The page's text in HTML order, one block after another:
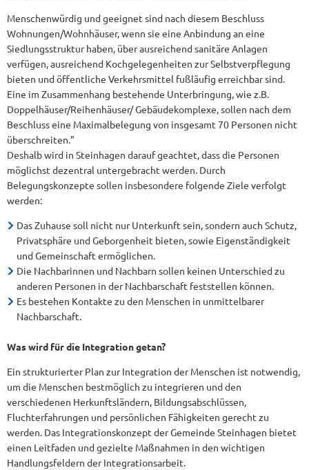
Menschenwürdig und geeignet sind nach diesem Beschluss
Wohnungen/Wohnhäuser, wenn sie eine Anbindung an eine
Siedlungsstruktur haben, über ausreichend sanitäre Anlagen
verfügen, ausreichend Kochgelegenheiten zur Selbstverpflegung
bieten und öffentliche Verkehrsmittel fußläufig erreichbar sind.
Eine im Zusammenhang bestehende Unterbringung, wie z.B.
Doppelhäuser/Reihenhäuser/ Gebäudekomplexe, sollen nach dem
Beschluss eine Maximalbelegung von insgesamt 70 Personen nicht
überschreiten."
Deshalb wird in Steinhagen darauf geachtet, dass die Personen
möglichst dezentral untergebracht werden. Durch
Belegungskonzepte sollen insbesondere folgende Ziele verfolgt
werden:
Das Zuhause soll nicht nur Unterkunft sein, sondern auch Schutz,
Privatsphäre und Geborgenheit bieten, sowie Eigenständigkeit
und Gemeinschaft ermöglichen.
Die Nachbarinnen und Nachbarn sollen keinen Unterschied zu
anderen Personen in der Nachbarschaft feststellen können.
Es bestehen Kontakte zu den Menschen in unmittelbarer
Nachbarschaft.
Was wird für die Integration getan?
Ein strukturierter Plan zur Integration der Menschen ist notwendig,
um die Menschen bestmöglich zu integrieren und den
verschiedenen Herkunftsländern, Bildungsabschlüssen,
Fluchterfahrungen und persönlichen Fähigkeiten gerecht zu
werden. Das Integrationskonzept der Gemeinde Steinhagen bietet
einen Leitfaden und gezielte Maßnahmen in den wichtigen
Handlungsfeldern der Integrationsarbeit.